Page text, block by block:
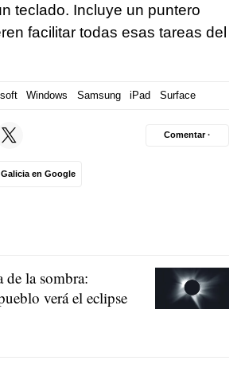
teclado. Incluye un puntero
facilitar todas esas tareas del
Windows Samsung iPad Surface
en Google
Comentar ·
de la sombra:
verá el eclipse